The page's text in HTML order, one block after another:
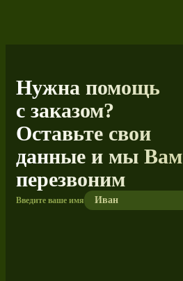
Нужна помощь
с заказом?
Оставьте свои
данные и мы Вам
перезвоним
Введите ваше имя